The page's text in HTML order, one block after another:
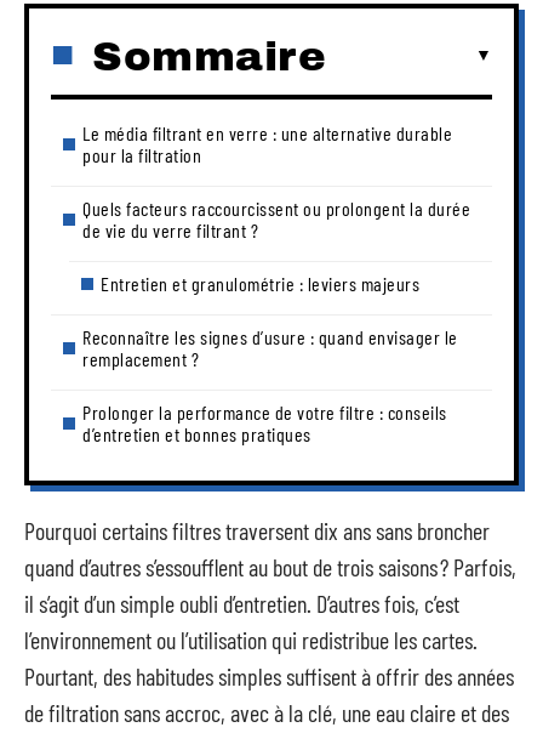
Sommaire
Le média filtrant en verre : une alternative durable
pour la filtration
Quels facteurs raccourcissent ou prolongent la durée
de vie du verre filtrant ?
Entretien et granulométrie : leviers majeurs
Reconnaître les signes d’usure : quand envisager le
remplacement ?
Prolonger la performance de votre filtre : conseils
d’entretien et bonnes pratiques
Pourquoi certains filtres traversent dix ans sans broncher
quand d’autres s’essoufflent au bout de trois saisons ? Parfois,
il s’agit d’un simple oubli d’entretien. D’autres fois, c’est
l’environnement ou l’utilisation qui redistribue les cartes.
Pourtant, des habitudes simples suffisent à offrir des années
de filtration sans accroc, avec à la clé, une eau claire et des